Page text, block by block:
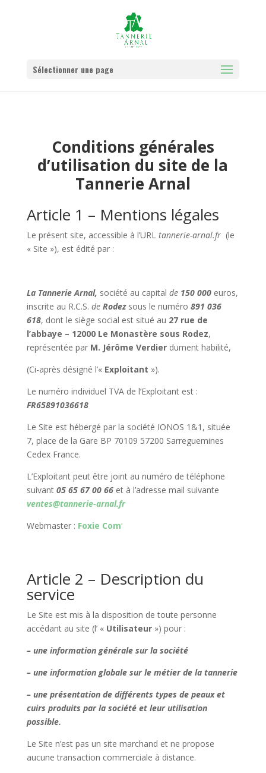
Sélectionner une page
Conditions générales
d’utilisation du site de la
Tannerie Arnal
Article 1 – Mentions légales
Le présent site, accessible à l’URL tannerie-arnal.fr (le
« Site »), est édité par :
La Tannerie Arnal, société au capital de 150 000euros,
inscrite au R.C.S. de Rodezsous le numéro 891 036
618, dont le siège social est situé au 27 rue de
l’abbaye – 12000 Le Monastère sous Rodez,
représentée par M. Jérôme Verdierdument habilité,
(Ci-après désigné l’« Exploitant »).
Le numéro individuel TVA de l’Exploitant est :
FR65891036618
Le Site est hébergé par la société IONOS 1&1, située
7, place de la Gare BP 70109 57200 Sarreguemines
Cedex France.
L’Exploitant peut être joint au numéro de téléphone
suivant 05 65 67 00 66 et à l’adresse mail suivante
ventes@tannerie-arnal.fr
Webmaster : Foxie Com‘
Article 2 – Description du
service
Le Site est mis à la disposition de toute personne
accédant au site (l’ « Utilisateur») pour :
– une information générale sur la société
– une information globale sur le métier de la tannerie
– une présentation de différents types de peaux et
cuirs produits par la société et leur utilisation
possible.
Le Site n’est pas un site marchand et ne propose
aucune transaction commerciale à distance.